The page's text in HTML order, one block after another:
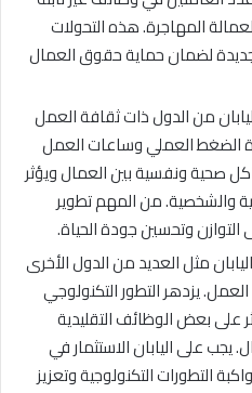
المهاجرة. هذه التحولات
لضمان حماية حقوق العمال
من الدول ذات ثقافة العمل
الضغط العملي وساعات العمل
صحية ونفسية بين العمال ويؤثر
والشخصية. من المهم تطوير
وتحسين جودة الحياة.
مثل العديد من الدول الأخرى
يزدهر التطور التكنولوجي
على بعض الوظائف التقليدية
يجب على اليابان الاستثمار في
التطورات التكنولوجية وتعزيز